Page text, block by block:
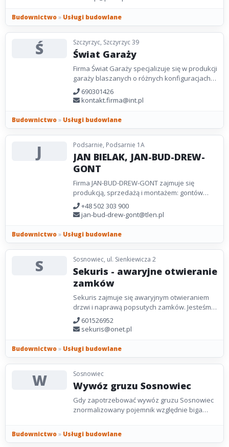
Budownictwo» Usługi budowlane
Ś Szczyrzyc, Szczyrzyc 39
Świat Garaży
Firma Świat Garaży specjalizuje się w produkcji
garaży blaszanych o różnych konfiguracjach,
które można personalizować pod kątem
wielkości,...
690301426
kontakt.firma@int.pl
Budownictwo» Usługi budowlane
J Podsarnie, Podsarnie 1A
JAN BIELAK, JAN-BUD-DREW-
GONT
Firma JAN-BUD-DREW-GONT zajmuje się
produkcją, sprzedażą i montażem: gontów
drewnianych, deski tarasowej i elewacji
drewnianych na terenie...
+48 502 303 900
jan-bud-drew-gont@tlen.pl
Budownictwo» Usługi budowlane
S Sosnowiec, ul. Sienkiewicza 2
Sekuris - awaryjne otwieranie
zamków
Sekuris zajmuje się awaryjnym otwieraniem
drzwi i naprawą popsutych zamków. Jesteśmy
dostępni codziennie od 9.00 do 21.00. Jeżeli nie
możesz...
601526952
sekuris@onet.pl
Budownictwo» Usługi budowlane
W Sosnowiec
Wywóz gruzu Sosnowiec
Gdy zapotrzebować wywóz gruzu Sosnowiec
znormalizowany pojemnik względnie biga
Budownictwo» Usługi budowlane